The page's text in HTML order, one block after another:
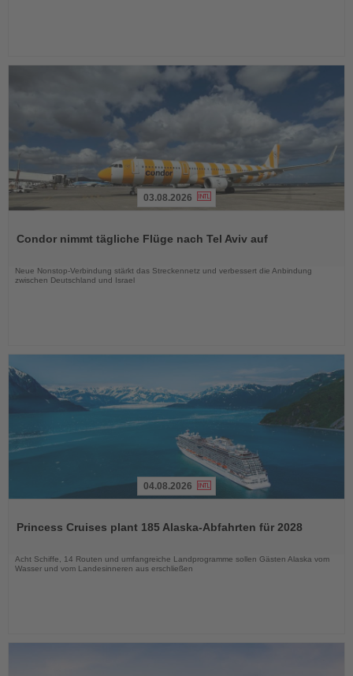
die
03.08.2026
Condor nimmt tägliche Flüge nach Tel Aviv auf
Neue Nonstop-Verbindung stärkt das Streckennetz und verbessert die Anbindung
zwischen Deutschland und Israel
die
04.08.2026
Princess Cruises plant 185 Alaska-Abfahrten für 2028
Acht Schiffe, 14 Routen und umfangreiche Landprogramme sollen Gästen Alaska vom
Wasser und vom Landesinneren aus erschließen